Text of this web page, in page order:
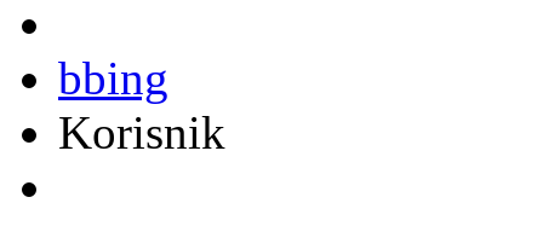
bbing
Korisnik